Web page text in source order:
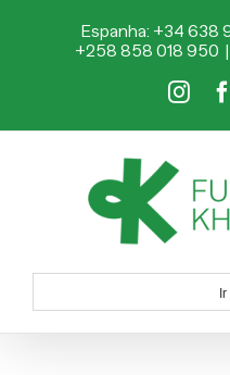
Espanha: +34 638
+258 858 018 950 |